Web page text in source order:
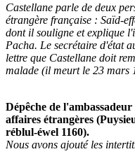
Castellane parle de deux
étrangère française : Saïd-
dont il souligne et explique
Pacha. Le secrétaire d'état
lettre que Castellane doit
malade (il meurt le 23 mars
Dépêche de
affaires étrangères
réblul-éwel 1160).
Nous avons ajouté les